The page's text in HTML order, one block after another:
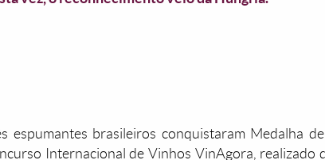
espumantes brasileiros conquistaram Medalha
Internacional de Vinhos VinAgora, realizado